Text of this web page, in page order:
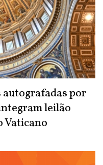
autografadas por
leilão
Vaticano